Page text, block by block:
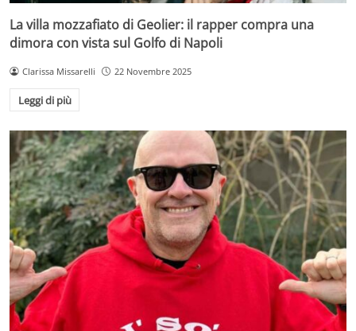
La villa mozzafiato di Geolier: il rapper compra una
dimora con vista sul Golfo di Napoli
Clarissa Missarelli 22 Novembre 2025
Leggi di più